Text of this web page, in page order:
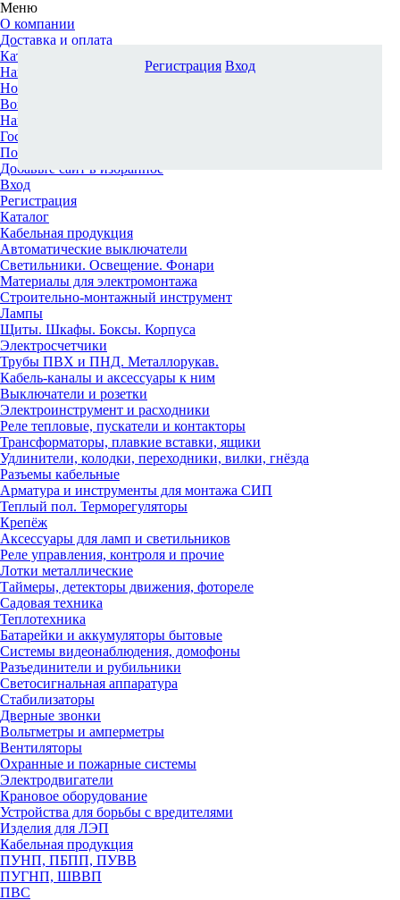
Меню
О компании
Доставка и оплата
Каталог
Наши офисы
Новости и новинки
Вопрос-ответ
Наша команда
Гос. заказчикам
Поставщикам
Добавьте сайт в избранное
Вход
Регистрация
Каталог
Кабельная продукция
Автоматические выключатели
Светильники. Освещение. Фонари
Материалы для электромонтажа
Строительно-монтажный инструмент
Лампы
Щиты. Шкафы. Боксы. Корпуса
Электросчетчики
Трубы ПВХ и ПНД. Металлорукав.
Кабель-каналы и аксессуары к ним
Выключатели и розетки
Электроинструмент и расходники
Реле тепловые, пускатели и контакторы
Трансформаторы, плавкие вставки, ящики
Удлинители, колодки, переходники, вилки, гнёзда
Разъемы кабельные
Арматура и инструменты для монтажа СИП
Теплый пол. Терморегуляторы
Крепёж
Аксессуары для ламп и светильников
Реле управления, контроля и прочие
Лотки металлические
Таймеры, детекторы движения, фотореле
Садовая техника
Теплотехника
Батарейки и аккумуляторы бытовые
Системы видеонаблюдения, домофоны
Разъединители и рубильники
Светосигнальная аппаратура
Стабилизаторы
Дверные звонки
Вольтметры и амперметры
Вентиляторы
Охранные и пожарные системы
Электродвигатели
Крановое оборудование
Устройства для борьбы с вредителями
Изделия для ЛЭП
Кабельная продукция
ПУНП, ПБПП, ПУВВ
ПУГНП, ШВВП
ПВС
Регистрация Вход